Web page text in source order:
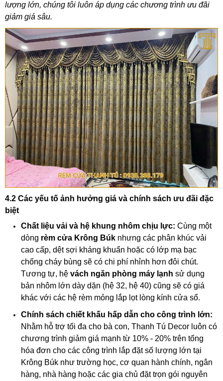
lượng lớn, chúng tôi luôn áp dụng các chương trình ưu đãi
giảm giá sâu.
4.2 Các yếu tố ảnh hưởng giá và chính sách ưu đãi đặc
biệt
Chất liệu vải và hệ khung nhôm chịu lực: Cùng một
dòng rèm cửa Krông Búk nhưng các phân khúc vải
cao cấp, dệt sợi kháng khuẩn hoặc có lớp mạ bạc
chống cháy bùng sẽ có chi phí nhỉnh hơn đôi chút.
Tương tự, hệ vách ngăn phòng máy lạnh sử dụng
bản nhôm lớn dày dặn (hệ 32, hệ 40) cũng sẽ có giá
khác với các hệ rèm mỏng lắp lọt lòng kính cửa sổ.
Chính sách chiết khấu hấp dẫn cho công trình lớn:
Nhằm hỗ trợ tối đa cho bà con, Thanh Tú Decor luôn có
chương trình giảm giá mạnh từ 10% - 20% trên tổng
hóa đơn cho các công trình lắp đặt số lượng lớn tại
Krông Búk như trường học, cơ quan hành chính, ngân
hàng, nhà hàng hoặc các gia chủ đặt trọn gói nguyên